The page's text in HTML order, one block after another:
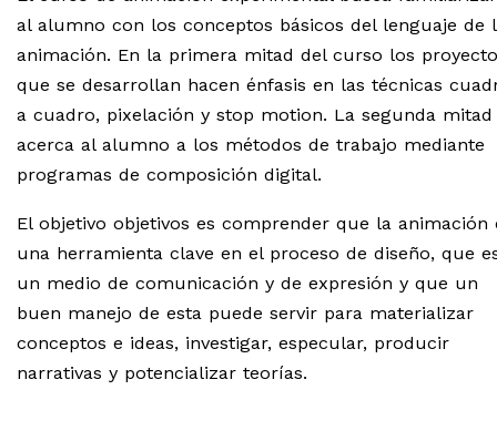
al alumno con los conceptos básicos del lenguaje de
animación. En la primera mitad del curso los
que se desarrollan hacen énfasis en las técnicas
a cuadro, pixelación y stop motion. La segunda mitad
acerca al alumno a los métodos de trabajo mediante
programas de composición digital.
El objetivo objetivos es comprender que la animación
una herramienta clave en el proceso de diseño, que
un medio de comunicación y de expresión y que un
buen manejo de esta puede servir para materializar
conceptos e ideas, investigar, especular, producir
narrativas y potencializar teorías.